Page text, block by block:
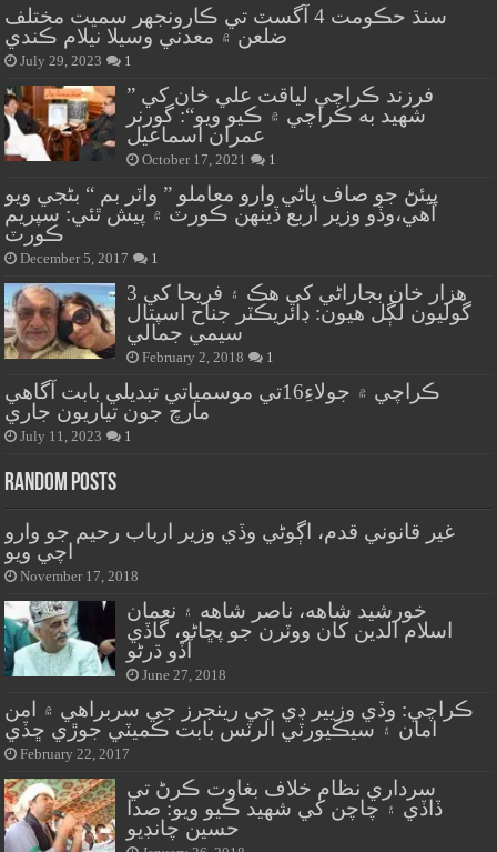
سنڌ حڪومت 4 آگسٽ تي ڪارونجهر سميت مختلف
ضلعن ۾ معدني وسيلا نيلام ڪندي
July 29, 2023 1
” فرزند ڪراچي لياقت علي خان کي
شهيد به ڪراچي ۾ ڪيو ويو“: گورنر
عمران اسماعيل
October 17, 2021 1
پيئڻ جو صاف پاڻي وارو معاملو ” واٽر بم “ بڻجي ويو
آهي،وڏو وزير اربع ڏينهن ڪورٽ ۾ پيش ٿئي: سپريم
ڪورٽ
December 5, 2017 1
هزار خان بجاراڻي کي هڪ ۽ فريحا کي 3
گوليون لڳل هيون: ڊائريڪٽر جناح اسپتال
سيمي جمالي
February 2, 2018 1
ڪراچي ۾ جولاءِ16تي موسمياتي تبديلي بابت آگاهي
مارچ جون تياريون جاري
July 11, 2023 1
Random Posts
غير قانوني قدم، اڳوڻي وڏي وزير ارباب رحيم جو وارو
اچي ويو
November 17, 2018
خورشيد شاهه، ناصر شاهه ۽ نعمان
اسلام الدين کان ووٽرن جو پڇاڻو، گاڏي
آڏو ڌرڻو
June 27, 2018
ڪراچي: وڏي وزيير ڊي جي رينجرز جي سربراهي ۾ امن
امان ۽ سيڪيورٽي الرٽس بابت ڪميٽي جوڙي ڇڏي
February 22, 2017
سرداري نظام خلاف بغاوت ڪرڻ تي
ڏاڏي ۽ چاچن کي شهيد ڪيو ويو: صدا
حسين چانڊيو